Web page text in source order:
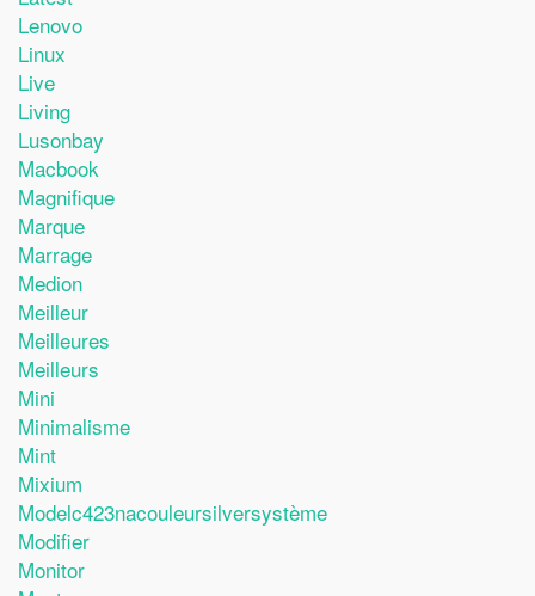
Lenovo
Linux
Live
Living
Lusonbay
Macbook
Magnifique
Marque
Marrage
Medion
Meilleur
Meilleures
Meilleurs
Mini
Minimalisme
Mint
Mixium
Modelc423nacouleursilversystème
Modifier
Monitor